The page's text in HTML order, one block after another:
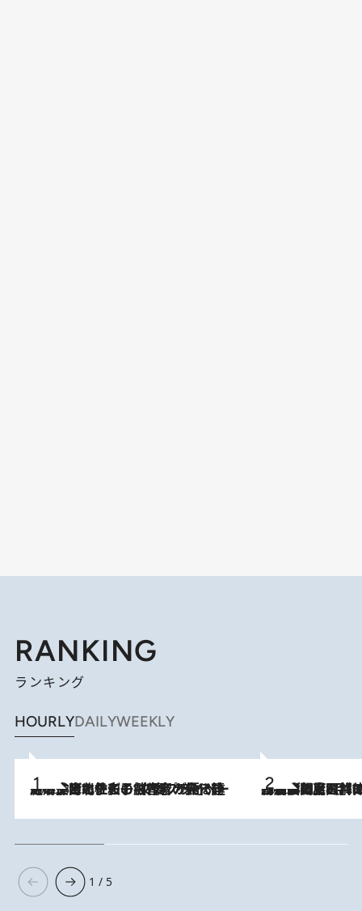
RANKING
ランキング
HOURLYDAILYWEEKLY
2026.8.3
《「文士の子ども被害者の会」発足！》阿川佐和子（72）が語る遠藤周作に北杜夫、劇作家・矢代静一の子どもたちの“文豪プライベート事件簿” 2026.8.8
「最後に見られてよかった」上野動物園の東園パンダ舎が解体前に特別公開。8月16日まで延長されたパネル展と共に辿る“半世紀”のパンダ飼育《解体工事の図面あり》
1 / 5